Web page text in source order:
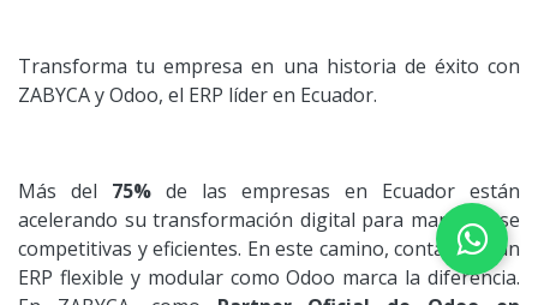
Transforma tu empresa en una historia de éxito con
ZABYCA y Odoo, el ERP líder en Ecuador.
Más del 75% de las empresas en Ecuador están
acelerando su transformación digital para mantenerse
competitivas y eficientes. En este camino, contar con un
ERP flexible y modular como Odoo marca la diferencia.